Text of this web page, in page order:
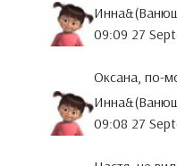
09:09 27
Оксана, по-
09:08 27